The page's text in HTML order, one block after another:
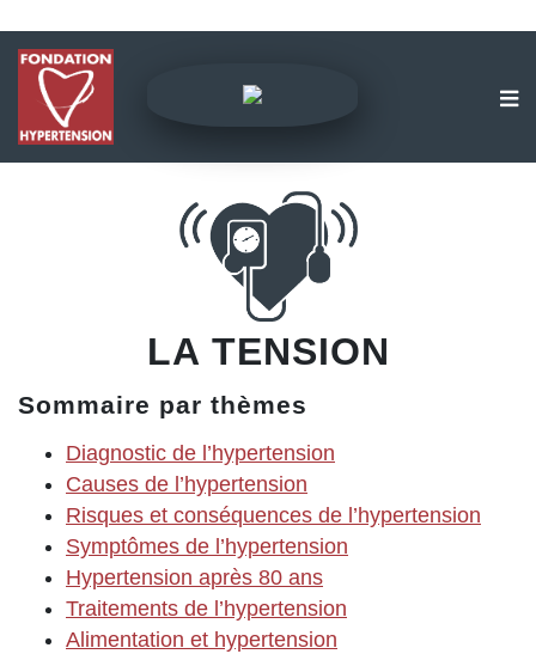
LA TENSION
Sommaire par thèmes
Diagnostic de l’hypertension
Causes de l’hypertension
Risques et conséquences de l’hypertension
Symptômes de l’hypertension
Hypertension après 80 ans
Traitements de l’hypertension
Alimentation et hypertension